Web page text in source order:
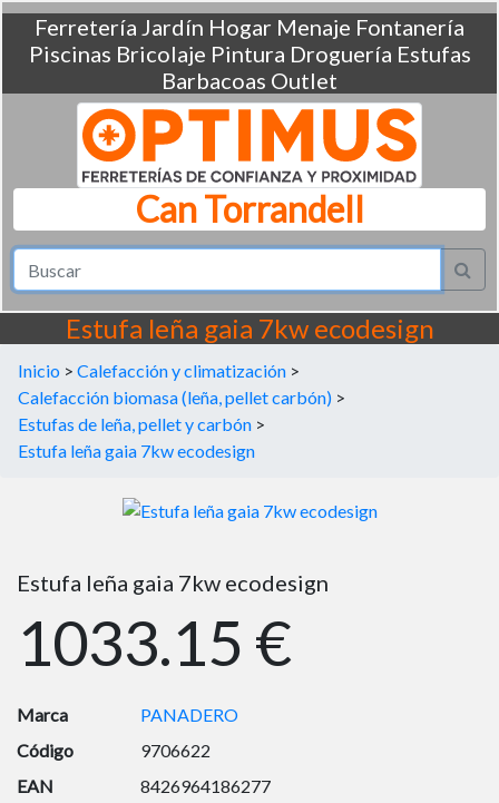
Ferretería Jardín Hogar Menaje Fontanería
Piscinas Bricolaje Pintura Droguería Estufas
Barbacoas Outlet
Can Torrandell
Estufa leña gaia 7kw ecodesign
Inicio > Calefacción y climatización >
Calefacción biomasa (leña, pellet carbón) >
Estufas de leña, pellet y carbón >
Estufa leña gaia 7kw ecodesign
Estufa leña gaia 7kw ecodesign
1033.15 €
Marca
PANADERO
Código
9706622
EAN
8426964186277